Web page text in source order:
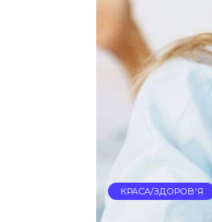
КРАСА/ЗДОРОВ'Я